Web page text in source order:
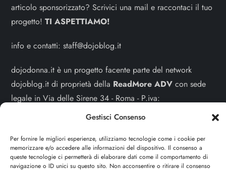
Gestisci Consenso
Per fornire le migliori esperienze, utilizziamo tecnologie come i cookie per
memorizzare e/o accedere alle informazioni del dispositivo. Il consenso a
queste tecnologie ci permetterà di elaborare dati come il comportamento di
navigazione o ID unici su questo sito. Non acconsentire o ritirare il consenso
articolo sponsorizzato? Scrivici una mail e raccontaci il tuo
progetto!TI ASPETTIAMO!
info e contatti:staff@dojoblog.it
dojodonna.it è un progetto facente parte del network
dojoblog.it di proprietà della ReadMore ADV con sede
legale in Via delle Sirene 34 - Roma - P.iva:
Sitemap - Privacy Policy- Cookie Policy
Cerca